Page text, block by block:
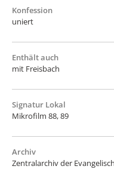
Konfession
uniert
Enthält auch
mit Freisbach
Signatur Lokal
Mikrofilm 88, 89
Archiv
Zentralarchiv der